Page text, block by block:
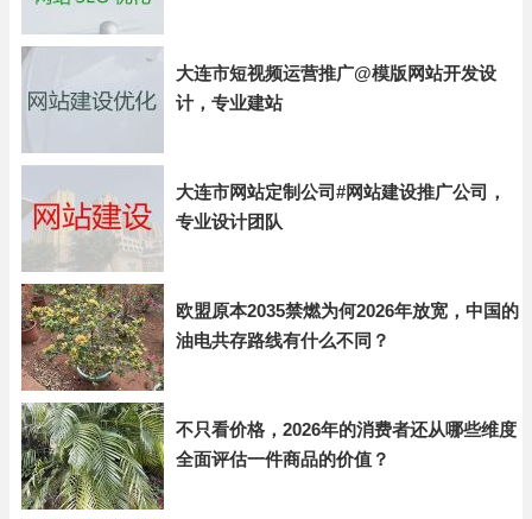
大连市短视频运营推广@模版网站开发设
计，专业建站
大连市网站定制公司#网站建设推广公司，
专业设计团队
欧盟原本2035禁燃为何2026年放宽，中国的
油电共存路线有什么不同？
不只看价格，2026年的消费者还从哪些维度
全面评估一件商品的价值？